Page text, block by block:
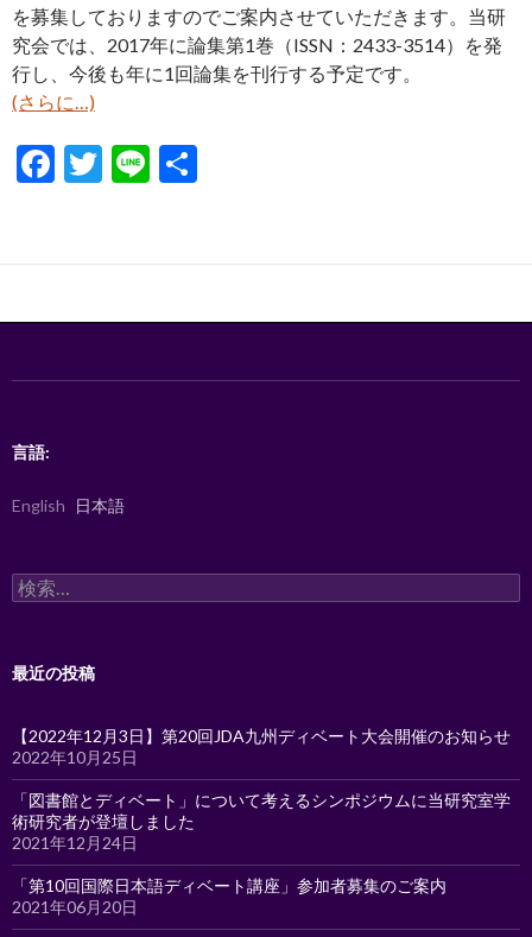
を募集しておりますのでご案内させていただきます。当研
究会では、2017年に論集第1巻（ISSN：2433-3514）を発
行し、今後も年に1回論集を刊行する予定です。
(さらに…)
F
b
o
k
T
er
Li
言語:
English 日本語
検
索:
最近の投稿
【2022年12月3日】第20回JDA九州ディベート大会開催のお知らせ
2022年10月25日
「図書館とディベート」について考えるシンポジウムに当研究室学
術研究者が登壇しました
2021年12月24日
「第10回国際日本語ディベート講座」参加者募集のご案内
2021年06月20日